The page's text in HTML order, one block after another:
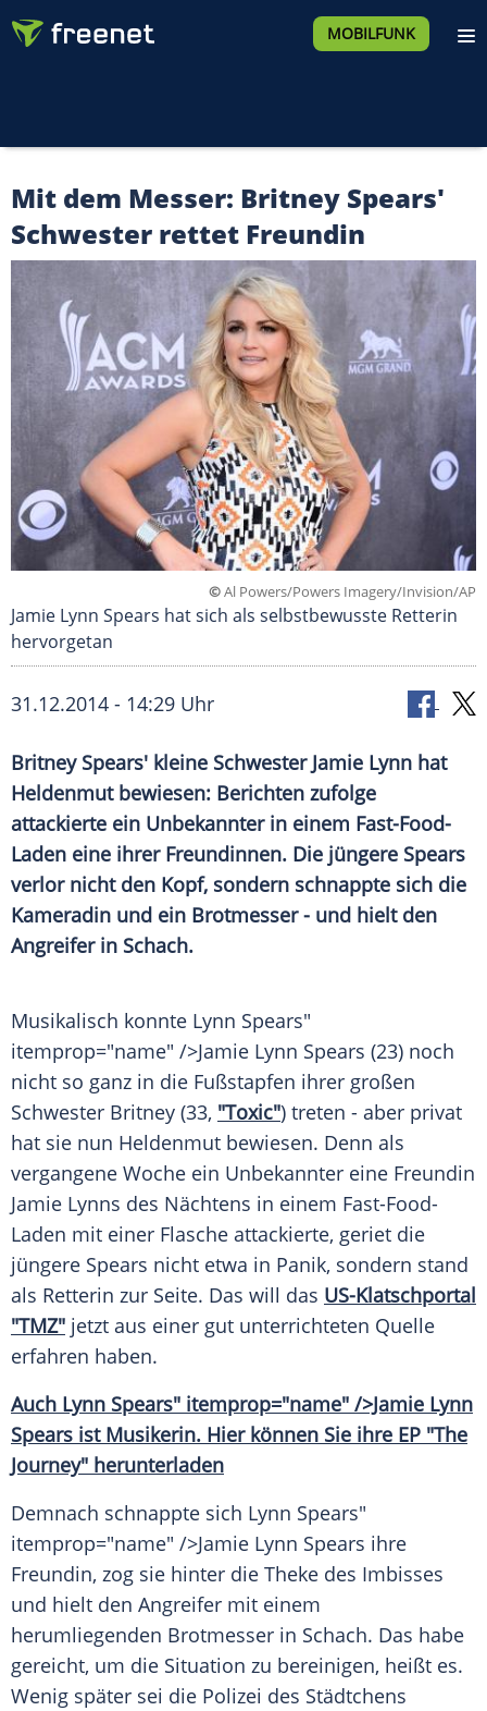
MOBILFUNK
Mit dem Messer: Britney Spears'
Schwester rettet Freundin
©Al Powers/Powers Imagery/Invision/AP
Jamie Lynn Spears hat sich als selbstbewusste Retterin
hervorgetan
31.12.2014 - 14:29 Uhr
Britney Spears' kleine Schwester Jamie Lynn hat
Heldenmut bewiesen: Berichten zufolge
attackierte ein Unbekannter in einem Fast-Food-
Laden eine ihrer Freundinnen. Die jüngere Spears
verlor nicht den Kopf, sondern schnappte sich die
Kameradin und ein Brotmesser - und hielt den
Angreifer in Schach.
Musikalisch konnte Lynn Spears"
itemprop="name" />Jamie Lynn Spears (23) noch
nicht so ganz in die Fußstapfen ihrer großen
Schwester Britney (33, "Toxic") treten - aber privat
hat sie nun Heldenmut bewiesen. Denn als
vergangene Woche ein Unbekannter eine Freundin
Jamie Lynns des Nächtens in einem Fast-Food-
Laden mit einer Flasche attackierte, geriet die
jüngere Spears nicht etwa in Panik, sondern stand
als Retterin zur Seite. Das will das US-Klatschportal
"TMZ" jetzt aus einer gut unterrichteten Quelle
erfahren haben.
Auch Lynn Spears" itemprop="name" />Jamie Lynn
Spears ist Musikerin. Hier können Sie ihre EP "The
Journey" herunterladen
Demnach schnappte sich Lynn Spears"
itemprop="name" />Jamie Lynn Spears ihre
Freundin, zog sie hinter die Theke des Imbisses
und hielt den Angreifer mit einem
herumliegenden Brotmesser in Schach. Das habe
gereicht, um die Situation zu bereinigen, heißt es.
Wenig später sei die Polizei des Städtchens